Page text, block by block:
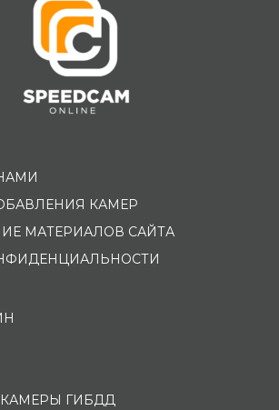
КАМЕР
МАТЕРИАЛОВ САЙТА
ГИБДД